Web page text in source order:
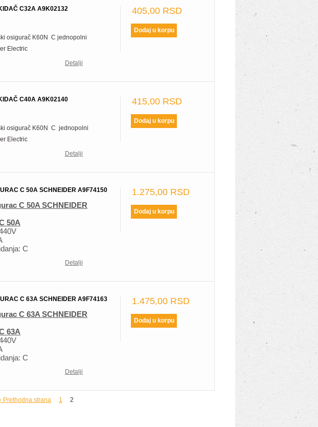
405,00 RSD
C32A A9K02132
osigurač K60N C jednopolni
Electric
Detalji
415,00 RSD
C40A A9K02140
osigurač K60N C jednopolni
Electric
Detalji
1.275,00 RSD
C 50A SCHNEIDER A9F74150
C 50A SCHNEIDER
50A
C
Detalji
1.475,00 RSD
C 63A SCHNEIDER A9F74163
C 63A SCHNEIDER
63A
C
Detalji
Prethodna strana 1 2